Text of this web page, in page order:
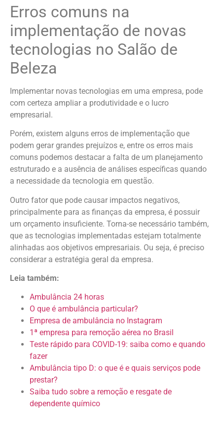
Erros comuns na
implementação de novas
tecnologias no Salão de
Beleza
Implementar novas tecnologias em uma empresa, pode
com certeza ampliar a produtividade e o lucro
empresarial.
Porém, existem alguns erros de implementação que
podem gerar grandes prejuízos e, entre os erros mais
comuns podemos destacar a falta de um planejamento
estruturado e a ausência de análises específicas quando
a necessidade da tecnologia em questão.
Outro fator que pode causar impactos negativos,
principalmente para as finanças da empresa, é possuir
um orçamento insuficiente. Torna-se necessário também,
que as tecnologias implementadas estejam totalmente
alinhadas aos objetivos empresariais. Ou seja, é preciso
considerar a estratégia geral da empresa.
Leia também:
Ambulância 24 horas
O que é ambulância particular?
Empresa de ambulância no Instagram
1ª empresa para remoção aérea no Brasil
Teste rápido para COVID-19: saiba como e quando
fazer
Ambulância tipo D: o que é e quais serviços pode
prestar?
Saiba tudo sobre a remoção e resgate de
dependente químico